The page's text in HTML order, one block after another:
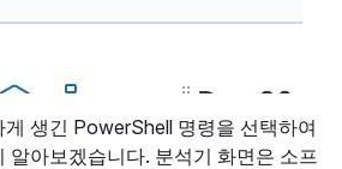
생긴 PowerShell 명령을 선택하여
알아보겠습니다. 분석기 화면은 소프